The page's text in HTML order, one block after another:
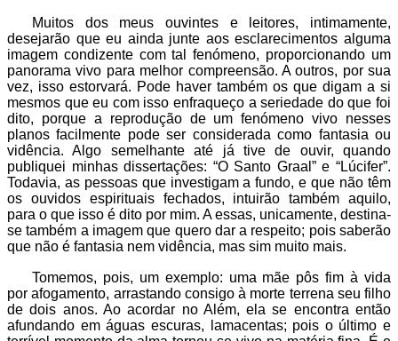
Muitos dos meus ouvintes e leitores, intimamente,
desejarão que eu ainda junte aos esclarecimentos alguma
imagem condizente com tal fenómeno, proporcionando um
panorama vivo para melhor compreensão. A outros, por sua
vez, isso estorvará. Pode haver também os que digam a si
mesmos que eu com isso enfraqueço a seriedade do que foi
dito, porque a reprodução de um fenómeno vivo nesses
planos facilmente pode ser considerada como fantasia ou
vidência. Algo semelhante até já tive de ouvir, quando
publiquei minhas dissertações: “O Santo Graal” e “Lúcifer”.
Todavia, as pessoas que investigam a fundo, e que não têm
os ouvidos espirituais fechados, intuirão também aquilo,
para o que isso é dito por mim. A essas, unicamente, destina-
se também a imagem que quero dar a respeito; pois saberão
que não é fantasia nem vidência, mas sim muito mais.
Tomemos, pois, um exemplo: uma mãe pôs fim à vida
por afogamento, arrastando consigo à morte terrena seu filho
de dois anos. Ao acordar no Além, ela se encontra então
afundando em águas escuras, lamacentas; pois o último e